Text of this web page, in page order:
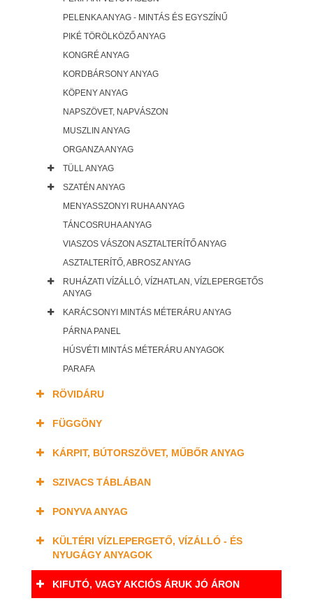
PELENKA ANYAG - MINTÁS ÉS EGYSZÍNŰ
PIKÉ TÖRÖLKÖZŐ ANYAG
KONGRÉ ANYAG
KORDBÁRSONY ANYAG
KÖPENY ANYAG
NAPSZÖVET, NAPVÁSZON
MUSZLIN ANYAG
ORGANZA ANYAG
TÜLL ANYAG
SZATÉN ANYAG
MENYASSZONYI RUHA ANYAG
TÁNCOSRUHA ANYAG
VIASZOS VÁSZON ASZTALTERÍTŐ ANYAG
ASZTALTERÍTŐ, ABROSZ ANYAG
RUHÁZATI VÍZÁLLÓ, VÍZHATLAN, VÍZLEPERGETŐS
ANYAG
KARÁCSONYI MINTÁS MÉTERÁRU ANYAG
PÁRNA PANEL
HÚSVÉTI MINTÁS MÉTERÁRU ANYAGOK
PARAFA
RÖVIDÁRU
FÜGGÖNY
KÁRPIT, BÚTORSZÖVET, MŰBŐR ANYAG
SZIVACS TÁBLÁBAN
PONYVA ANYAG
KÜLTÉRI VÍZLEPERGETŐ, VÍZÁLLÓ - ÉS
NYUGÁGY ANYAGOK
KIFUTÓ, VAGY AKCIÓS ÁRUK JÓ ÁRON